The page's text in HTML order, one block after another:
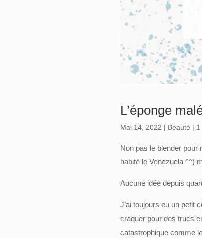
L’éponge
Mai 14, 2022 | Beauté | 1
Non pas le blender pour
habité le Venezuela ^^)
Aucune idée depuis
J’ai toujours eu un petit
craquer pour des trucs
catastrophique comme